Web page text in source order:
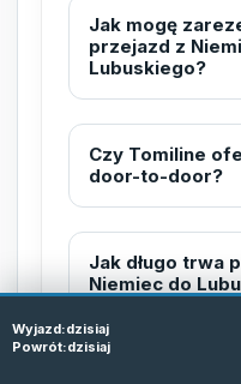
Jak mogę
przejazd z
Lubuskiego?
Czy Tomiline
door-to-door?
Jak długo trwa
Niemiec do
Czy busy
Wyjazd:dzisiaj
Powrót:dzisiaj